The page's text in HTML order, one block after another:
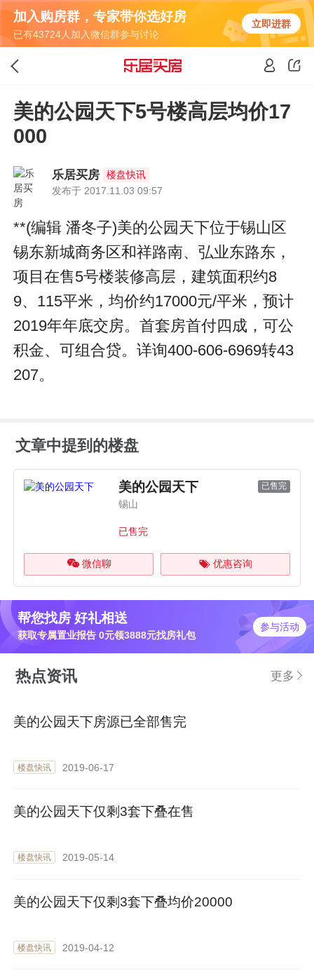
加入购房群，专家带你选好房
已有43724人加入微信群参与讨论
立即进群
美的公园天下5号楼高层均价17
000
乐居买房
楼盘快讯
发布于 2017.11.03 09:57
**(编辑 潘冬子)美的公园天下位于锡山区
锡东新城商务区和祥路南、弘业东路东，
项目在售5号楼装修高层，建筑面积约8
9、115平米，均价约17000元/平米，预计
2019年年底交房。首套房首付四成，可公
积金、可组合贷。详询400-606-6969转43
207。
文章中提到的楼盘
美的公园天下 已售完
锡山
已售完
微信聊 优惠咨询
帮您找房 好礼相送
获取专属置业报告 0元领3888元找房礼包
参与活动
热点资讯 更多
美的公园天下房源已全部售完
楼盘快讯 2019-06-17
美的公园天下仅剩3套下叠在售
楼盘快讯 2019-05-14
美的公园天下仅剩3套下叠均价20000
楼盘快讯 2019-04-12